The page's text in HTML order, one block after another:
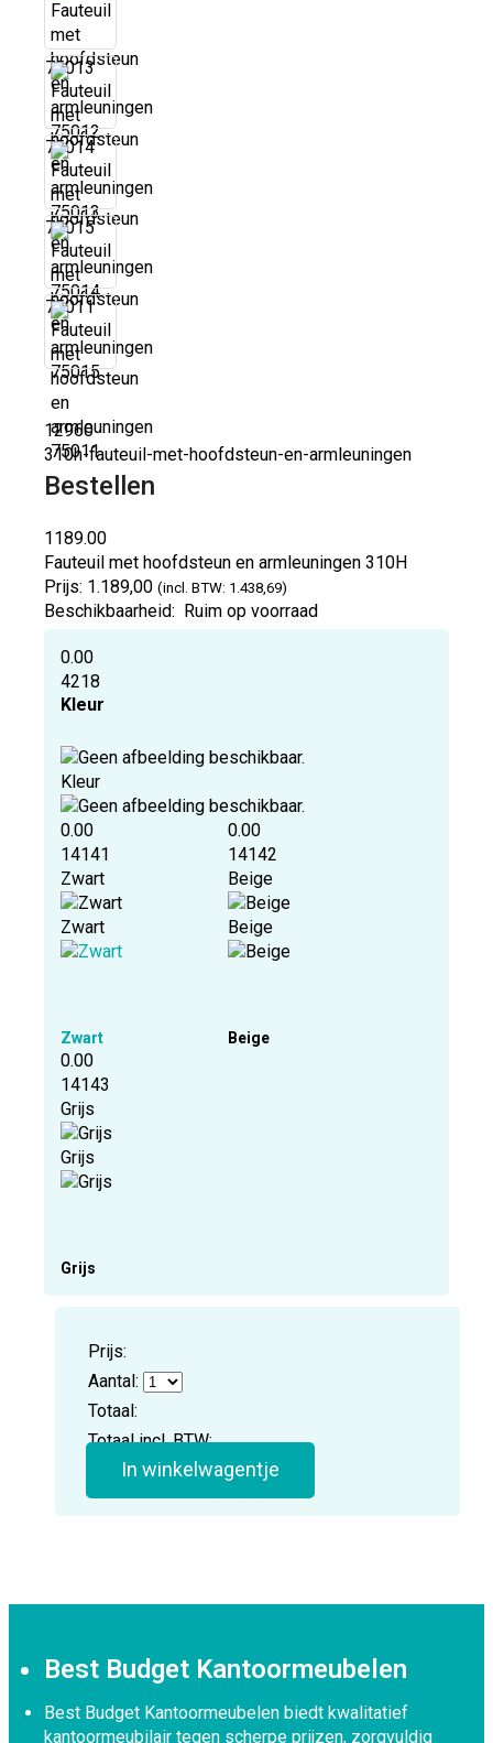
75013
75014
75015
75011
12960
310h-fauteuil-met-hoofdsteun-en-armleuningen
Bestellen
1189.00
Fauteuil met hoofdsteun en armleuningen310H
Prijs: 1.189,00 (incl. BTW: 1.438,69)
Beschikbaarheid: Ruim op voorraad
0.00
4218
Kleur
Kleur
0.00
14141
Zwart
Zwart
Zwart
0.00
14142
Beige
Beige
Beige
0.00
14143
Grijs
Grijs
Grijs
Prijs:
Aantal:
Totaal:
Totaal incl. BTW:
In winkelwagentje
Best Budget Kantoormeubelen
Best Budget Kantoormeubelen biedt kwalitatief
kantoormeubilair tegen scherpe prijzen, zorgvuldig